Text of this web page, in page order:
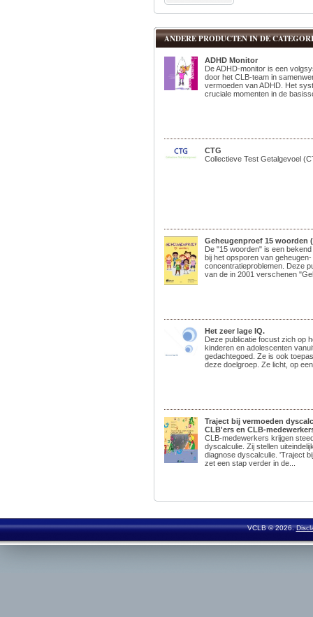
ANDERE PRODUCTEN IN DE
ADHD Monitor
De ADHD-monitor is een
door het CLB-team in
vermoeden van ADHD. Het
cruciale momenten in de
CTG
Collectieve Test Getalgevoel
Geheugenproef 15 woorden
De "15 woorden" is een
bij het opsporen van geheugen-
concentratieproblemen. Deze
van de in 2001 verschenen
Het zeer lage IQ.
Deze publicatie focust zich op
kinderen en adolescenten
gedachtegoed. Ze is ook
deze doelgroep. Ze licht, op
Traject bij vermoeden
CLB'ers en CLB-
CLB-medewerkers krijgen
dyscalculie. Zij stellen
diagnose dyscalculie. 'Traject
zet een stap verder in de...
VCLB © 2026.